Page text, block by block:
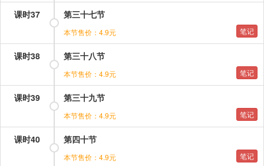
课时37 第三十七节
本节售价：4.9元 笔记
课时38 第三十八节
本节售价：4.9元 笔记
课时39 第三十九节
本节售价：4.9元 笔记
课时40 第四十节
本节售价：4.9元 笔记